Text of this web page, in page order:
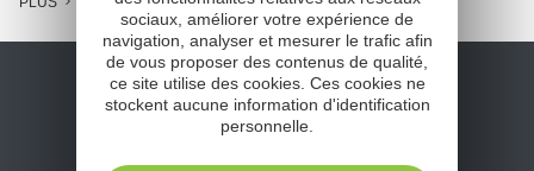
sociaux, améliorer votre expérience de
navigation, analyser et mesurer le trafic afin
de vous proposer des contenus de qualité,
ce site utilise des cookies. Ces cookies ne
stockent aucune information d'identification
personnelle.